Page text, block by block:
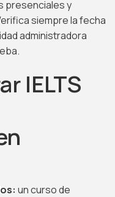
presenciales y
siempre la fecha
administradora
IELTS
un curso de